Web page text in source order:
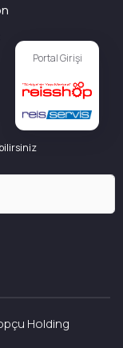
Portal Girişi
Holding